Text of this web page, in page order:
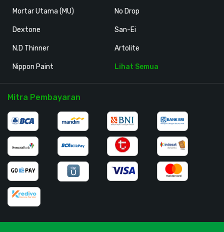
Mortar Utama (MU)
Dextone
N.D Thinner
Nippon Paint
No Drop
San-Ei
Artolite
Lihat Semua
Mitra Pembayaran